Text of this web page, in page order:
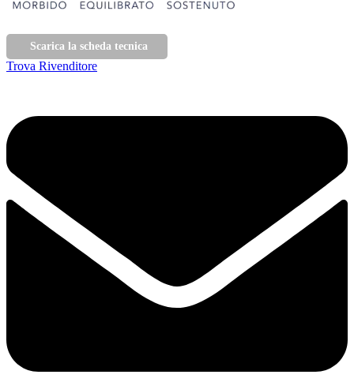
Scarica la scheda tecnica
Trova Rivenditore